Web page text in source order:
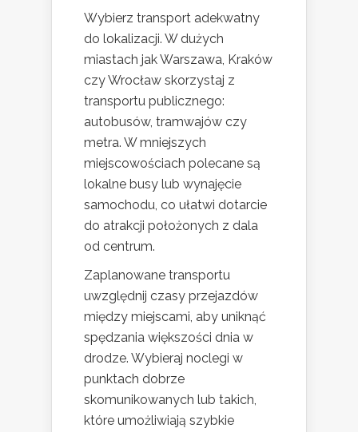
Wybierz transport adekwatny
do lokalizacji. W dużych
miastach jak Warszawa, Kraków
czy Wrocław skorzystaj z
transportu publicznego:
autobusów, tramwajów czy
metra. W mniejszych
miejscowościach polecane są
lokalne busy lub wynajęcie
samochodu, co ułatwi dotarcie
do atrakcji położonych z dala
od centrum.
Zaplanowane transportu
uwzględnij czasy przejazdów
między miejscami, aby uniknąć
spędzania większości dnia w
drodze. Wybieraj noclegi w
punktach dobrze
skomunikowanych lub takich,
które umożliwiają szybkie